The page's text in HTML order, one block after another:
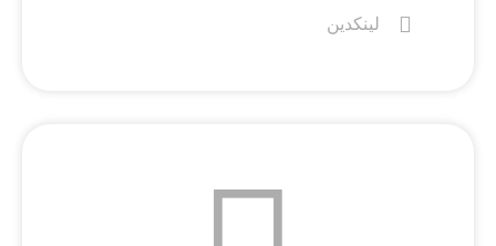
لینکدین